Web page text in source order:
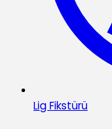
Lig Fikstürü